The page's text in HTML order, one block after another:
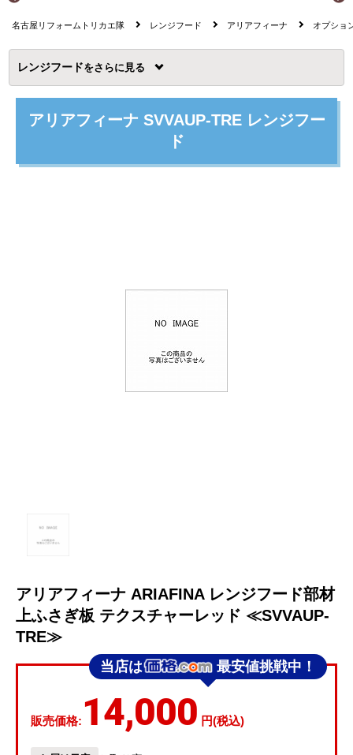
名古屋リフォームトリカエ隊 レンジフード アリアフィーナ オプショ
レンジフードを
アリアフィーナ SVVAUP-TRE レンジフー
ド
アリアフィーナ ARIAFINA レンジフード部材
上ふさぎ板 テクスチャーレッド ≪SVVAUP-
TRE≫
当店は 最安値挑戦中！
販売価格: 14,000 円(税込)